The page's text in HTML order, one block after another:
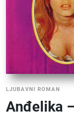
LJUBAVNI ROMAN
Anđelika